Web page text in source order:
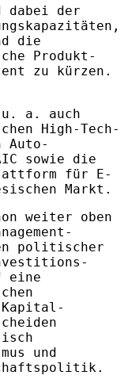
dabei der
die
Produkt-
zu kürzen.
a. auch
High-Tech-
Auto-
sowie die
für E-
Markt.
weiter oben
politischer
eine
und